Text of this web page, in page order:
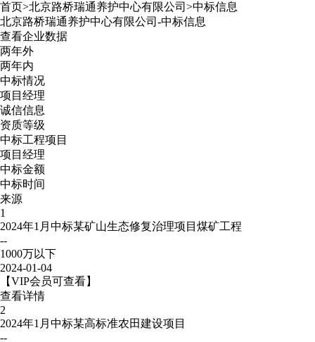
首页>北京路桥瑞通养护中心有限公司 >中标信息
北京路桥瑞通养护中心有限公司 -中标信息
查看企业数据
两年外
两年内
中标情况
项目经理
诚信信息
资质等级
中标工程项目
项目经理
中标金额
中标时间
来源
1
2024年1月中标某矿山生态修复治理项目煤矿工程
--
1000万以下
2024-01-04
【VIP会员可查看】
查看详情
2
2024年1月中标某高标准农田建设项目
--